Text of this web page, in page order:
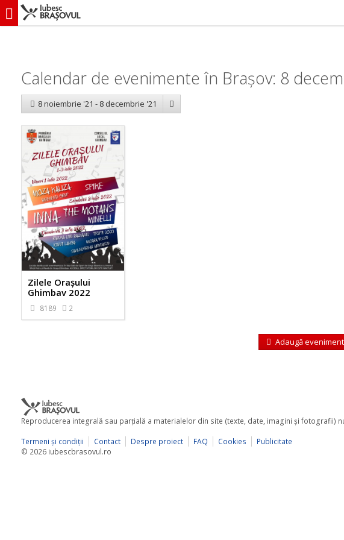
iubescbraşovul.ro
Calendar de evenimente în Brașov: 8
8 noiembrie '21 - 8 decembrie '21
Zilele Orașului
Ghimbav 2022
8189 2
Adaugă eveniment
Reproducerea integrală sau parţială a materialelor din site (texte, date, imagini şi fotografii)
Termeni şi condiţii
Contact Despre proiect FAQ Cookies
Publicitate
© 2026 iubescbrasovul.ro